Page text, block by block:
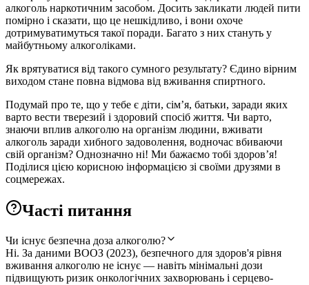
алкоголь наркотичним засобом. Досить закликати людей пити
помірно і сказати, що це нешкідливо, і вони охоче
дотримуватимуться такої поради. Багато з них стануть у
майбутньому алкоголіками.
Як врятуватися від такого сумного результату? Єдино вірним
виходом стане повна відмова від вживання спиртного.
Подумай про те, що у тебе є діти, сім’я, батьки, заради яких
варто вести тверезий і здоровий спосіб життя. Чи варто,
знаючи вплив алкоголю на організм людини, вживати
алкоголь заради хибного задоволення, водночас вбиваючи
свій організм? Однозначно ні! Ми бажаємо тобі здоров’я!
Поділися цією корисною інформацією зі своїми друзями в
соцмережах.
Часті питання
Чи існує безпечна доза алкоголю?
Ні. За даними ВООЗ (2023), безпечного для здоров'я рівня
вживання алкоголю не існує — навіть мінімальні дози
підвищують ризик онкологічних захворювань і серцево-